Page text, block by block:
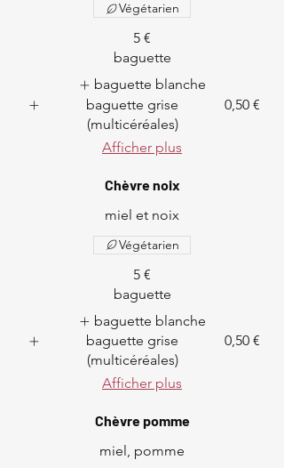
5 €
Végétarien
baguette
baguette blanche
baguette grise
(multicéréales)
0,50 €
Afficher plus
Chèvre noix
miel et noix
5 €
Végétarien
baguette
baguette blanche
baguette grise
(multicéréales)
0,50 €
Afficher plus
Chèvre pomme
miel, pomme